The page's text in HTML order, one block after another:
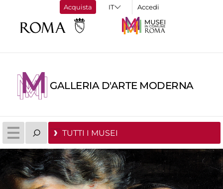
Acquista Accedi
GALLERIA D'ARTE MODERNA
TUTTI I MUSEI